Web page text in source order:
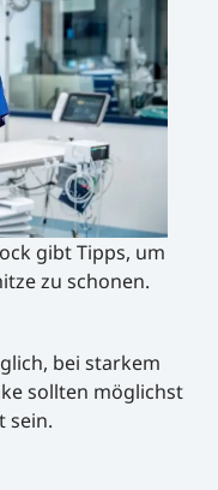
gibt Tipps, um
zu schonen.
bei starkem
sollten möglichst
sein.